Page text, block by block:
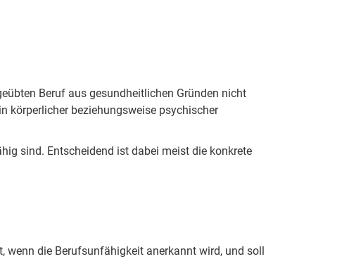
Beruf aus gesundheitlichen Gründen nicht
körperlicher beziehungsweise psychischer
sind. Entscheidend ist dabei meist die konkrete
die Berufsunfähigkeit anerkannt wird, und soll